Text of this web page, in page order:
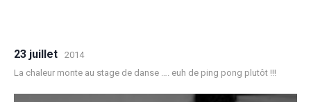
23 juillet
2014
La chaleur monte au stage de danse …. euh de ping pong plutôt !!!